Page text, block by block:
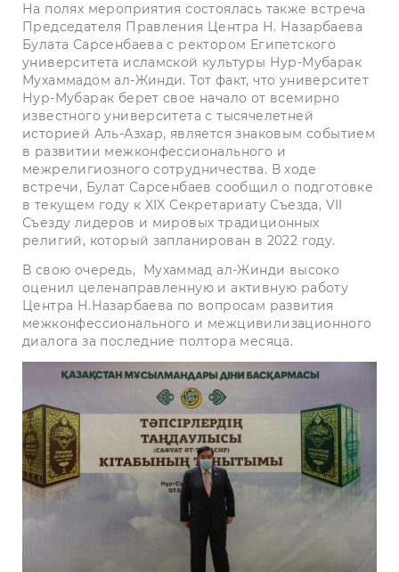
На полях мероприятия состоялась также встреча
Председателя Правления Центра Н. Назарбаева
Булата Сарсенбаева с ректором Египетского
университета исламской культуры Нур-Мубарак
Мухаммадом ал-Жинди. Тот факт, что университет
Нур-Мубарак берет свое начало от всемирно
известного университета с тысячелетней
историей Аль-Азхар, является знаковым событием
в развитии межконфессионального и
межрелигиозного сотрудничества. В ходе
встречи, Булат Сарсенбаев сообщил о подготовке
в текущем году к XIX Секретариату Съезда, VII
Съезду лидеров и мировых традиционных
религий, который запланирован в 2022 году.
В свою очередь,
Мухаммад ал-Жинди высоко
оценил целенаправленную и активную работу
Центра Н.Назарбаева по вопросам развития
межконфессионального и межцивилизационного
диалога за последние полтора месяца.